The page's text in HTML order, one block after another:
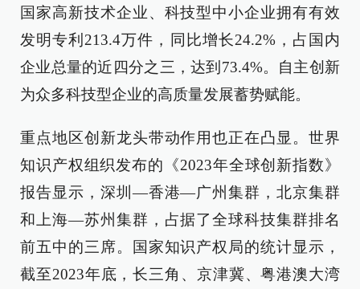
国家高新技术企业、科技型中小企业拥有有效
发明专利213.4万件，同比增长24.2%，占国内
企业总量的近四分之三，达到73.4%。自主创新
为众多科技型企业的高质量发展蓄势赋能。
重点地区创新龙头带动作用也正在凸显。世界
知识产权组织发布的《2023年全球创新指数》
报告显示，深圳—香港—广州集群，北京集群
和上海—苏州集群，占据了全球科技集群排名
前五中的三席。国家知识产权局的统计显示，
截至2023年底，长三角、京津冀、粤港澳大湾